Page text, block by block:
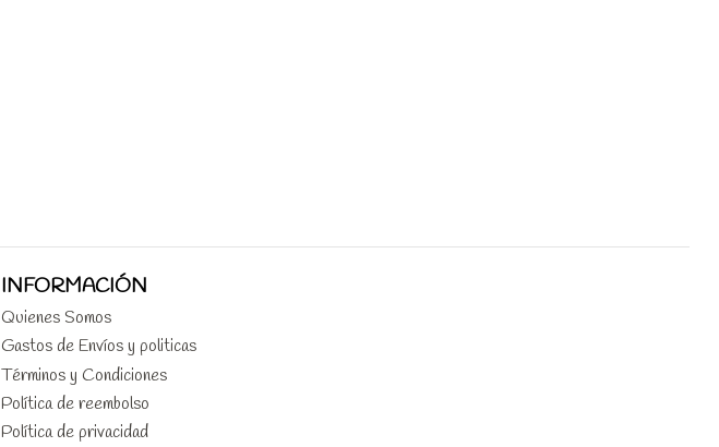
INFORMACIÓN
Quienes Somos
Gastos de Envíos y politicas
Términos y Condiciones
Política de reembolso
Política de privacidad